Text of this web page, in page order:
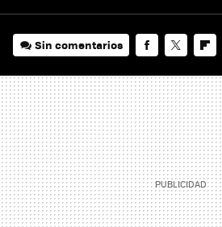
Sin comentarios